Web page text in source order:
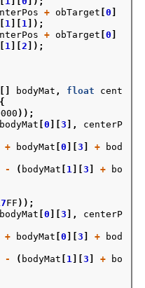
+ obTarget [0
1 1 ]);
+ obTarget [0
1 ][2 ]);
bodyMat , float
cent
{
));
bodyMat [0 ][3 ],
centerP
+ bodyMat [0 ][3 +
bod
- ( bodyMat 1 ][3 +
bo
FF ));
bodyMat [0 ][3 ],
centerP
+ bodyMat [0 ][3 +
bod
- ( bodyMat 1 ][3 +
bo